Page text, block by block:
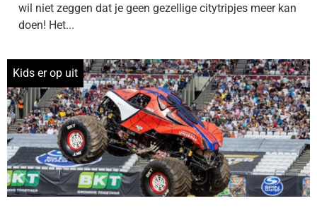
wil niet zeggen dat je geen gezellige citytripjes meer kan
doen! Het...
Kids er op uit